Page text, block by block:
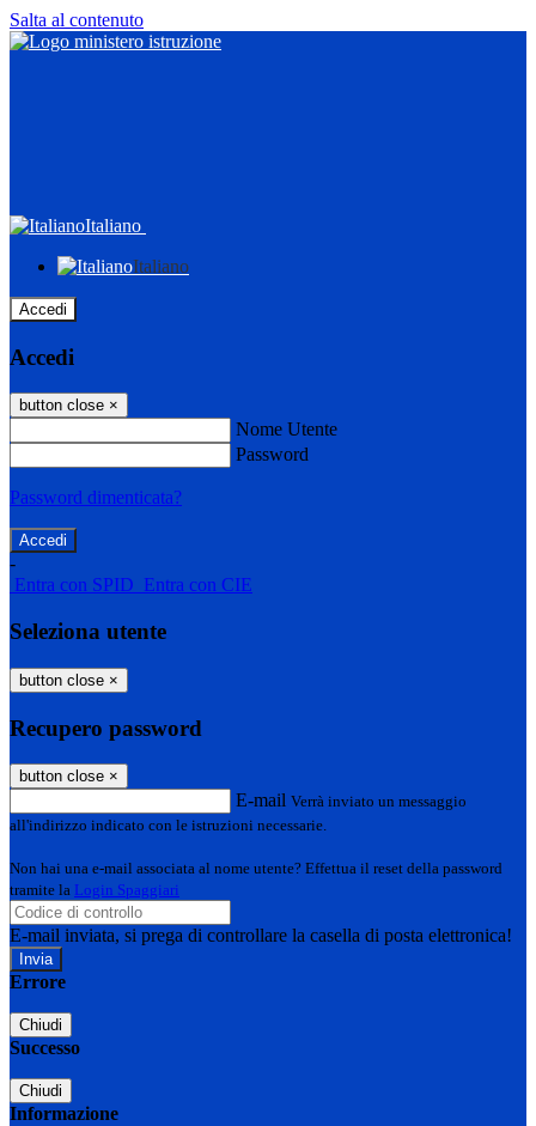
Salta al contenuto
Italiano
Italiano
Accedi
Accedi
button close ×
Nome Utente
Password
Password dimenticata?
-
Entra con SPID Entra con CIE
Seleziona utente
button close ×
Recupero password
button close ×
E-mail Verrà inviato un messaggio
all'indirizzo indicato con le istruzioni necessarie.
Non hai una e-mail associata al nome utente? Effettua il reset della password
tramite la Login Spaggiari
E-mail inviata, si prega di controllare la casella di posta elettronica!
Errore
Chiudi
Successo
Chiudi
Informazione